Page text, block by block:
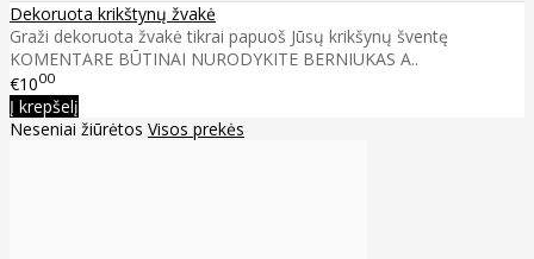
Dekoruota krikštynų žvakė
Graži dekoruota žvakė tikrai papuoš Jūsų krikšynų šventę
KOMENTARE BŪTINAI NURODYKITE BERNIUKAS A..
€1000
Į krepšelį
Neseniai žiūrėtos Visos prekės